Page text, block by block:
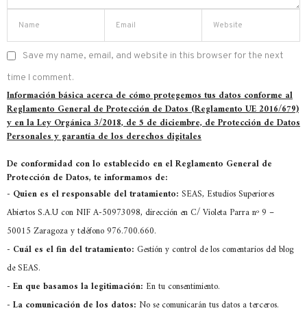
Save my name, email, and website in this browser for the next
time I comment.
Información básica acerca de cómo protegemos tus datos conforme al
Reglamento General de Protección de Datos (Reglamento UE 2016/679)
y en la Ley Orgánica 3/2018, de 5 de diciembre, de Protección de Datos
Personales y garantía de los derechos digitales
De conformidad con lo establecido en el Reglamento General de
Protección de Datos, te informamos de:
- Quien es el responsable del tratamiento: SEAS, Estudios Superiores
Abiertos S.A.U con NIF A-50973098, dirección en C/ Violeta Parra nº 9 –
50015 Zaragoza y teléfono 976.700.660.
- Cuál es el fin del tratamiento: Gestión y control de los comentarios del blog
de SEAS.
- En que basamos la legitimación: En tu consentimiento.
- La comunicación de los datos: No se comunicarán tus datos a terceros.